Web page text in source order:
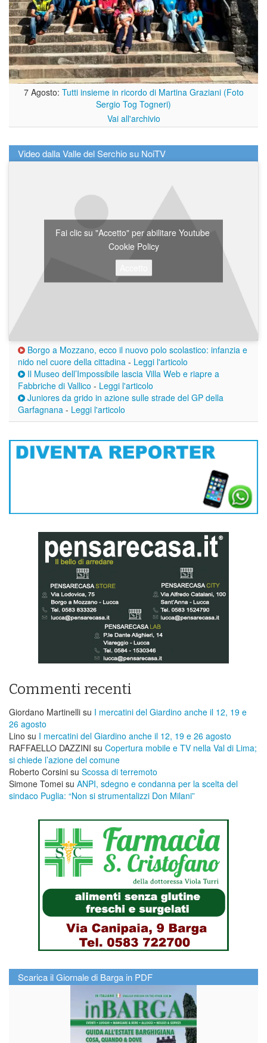
7 Agosto: Tutti insieme in ricordo di Martina Graziani (Foto
Sergio Tog Togneri)
Vai all'archivio
Video dalla Valle del Serchio su NoiTV
Fai clic su "Accetto" per abilitare Youtube
Cookie Policy
Borgo a Mozzano, ecco il nuovo polo scolastico: infanzia e
nido nel cuore della cittadina - Leggi l'articolo
Il Museo dell’Impossibile lascia Villa Web e riapre a
Fabbriche di Vallico - Leggi l'articolo
Juniores da grido in azione sulle strade del GP della
Garfagnana - Leggi l'articolo
Commenti recenti
Giordano Martinelli su I mercatini del Giardino anche il 12, 19 e
26 agosto
Lino su I mercatini del Giardino anche il 12, 19 e 26 agosto
RAFFAELLO DAZZINI su ​Copertura mobile e TV nella Val di Lima;
si chiede l’azione del comune
Roberto Corsini su Scossa di terremoto
Simone Tomei su ANPI, sdegno e condanna per la scelta del
sindaco Puglia: “Non si strumentalizzi Don Milani”
Scarica il Giornale di Barga in PDF